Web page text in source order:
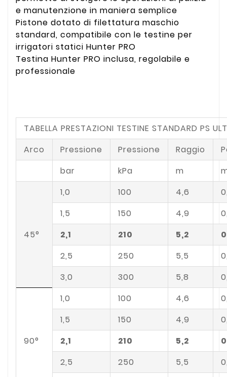
e manutenzione in maniera semplice
Pistone dotato di filettatura maschio
standard, compatibile con le testine per
irrigatori statici Hunter PRO
Testina Hunter PRO inclusa, regolabile e
professionale
TABELLA PRESTAZIONI TESTINE STANDARD PS
Arco
Pressione Pressione Raggio
bar
kPa m
45°
1,0 100 4,6
1,5
150 4,9
2,1
210 5,2
2,5
250 5,5
3,0
300 5,8
90°
1,0 100 4,6
1,5
150 4,9
2,1
210 5,2
2,5
250 5,5